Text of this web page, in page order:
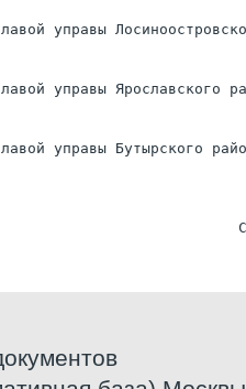
управы
управы Ярославского
управы Бутырского